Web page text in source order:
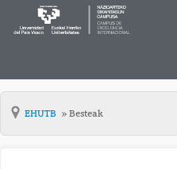
EHUTB Besteak